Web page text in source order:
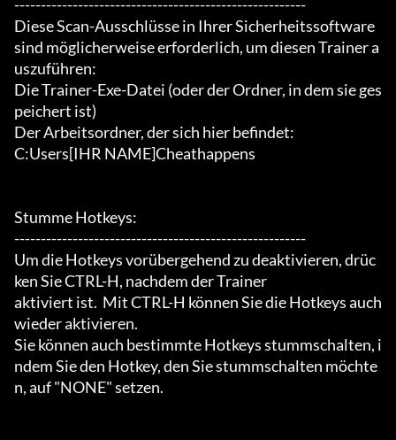
-------------------------------------------------------
Diese Scan-Ausschlüsse in Ihrer Sicherheitssoftware
sind möglicherweise erforderlich, um diesen Trainer a
uszuführen:
Die Trainer-Exe-Datei (oder der Ordner, in dem sie ges
peichert ist)
Der Arbeitsordner, der sich hier befindet:
C:Users[IHR NAME]Cheathappens
Stumme Hotkeys:
-------------------------------------------------------
Um die Hotkeys vorübergehend zu deaktivieren, drüc
ken Sie CTRL-H, nachdem der Trainer
aktiviert ist.  Mit CTRL-H können Sie die Hotkeys auch
wieder aktivieren.
Sie können auch bestimmte Hotkeys stummschalten, i
ndem Sie den Hotkey, den Sie stummschalten möchte
n, auf "NONE" setzen.